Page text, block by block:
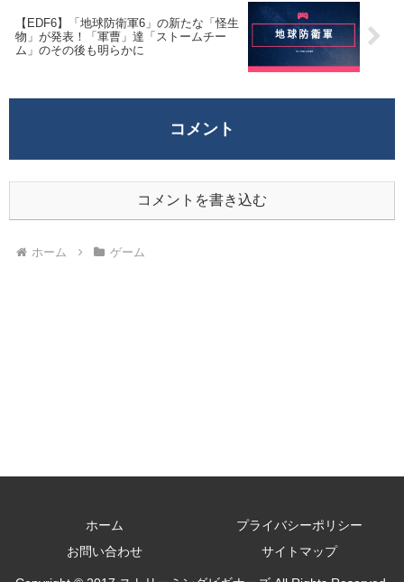
【EDF6】「地球防衛軍6」の新たな「怪生
物」が発表！「軍曹」達「ストームチー
ム」のその後も明らかに
コメント
コメントを書き込む
ホーム ゲーム
ホーム
プライバシーポリシー
お問い合わせ
サイトマップ